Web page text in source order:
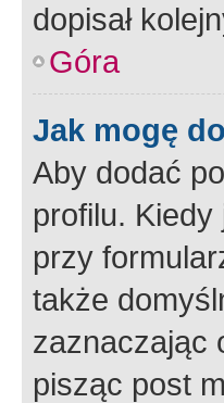
dopisał
Góra
Jak mogę
Aby dodać
profilu.
przy
także
zaznaczając
pisząc post